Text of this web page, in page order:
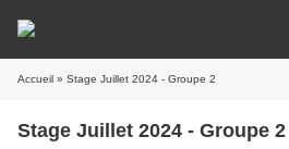
Accueil » Stage Juillet 2024 - Groupe 2
Stage Juillet 2024 - Groupe 2